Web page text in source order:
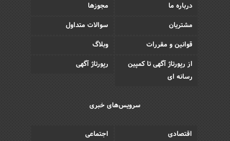
درباره ما
مجوزها
مشتریان
سوالات متداول
قوانین و مقررات
وبلاگ
از رپورتاژ آگهی تا کمپین
رسانه ای
رپورتاژ آگهی
سرویس‌های خبری
اقتصادی
اجتماعی